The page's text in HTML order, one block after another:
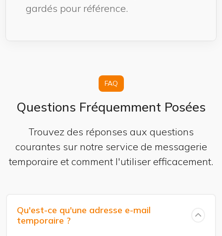
gardés pour référence.
FAQ
Questions Fréquemment Posées
Trouvez des réponses aux questions
courantes sur notre service de messagerie
temporaire et comment l'utiliser efficacement.
Qu'est-ce qu'une adresse e-mail
temporaire ?